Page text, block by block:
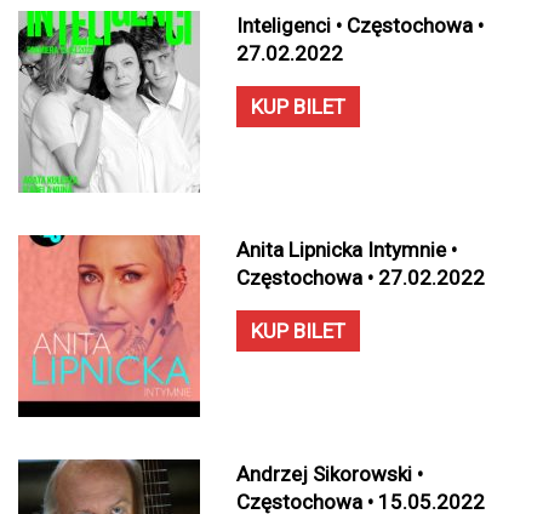
Inteligenci • Częstochowa •
27.02.2022
KUP BILET
Anita Lipnicka Intymnie •
Częstochowa • 27.02.2022
KUP BILET
Andrzej Sikorowski •
Częstochowa • 15.05.2022